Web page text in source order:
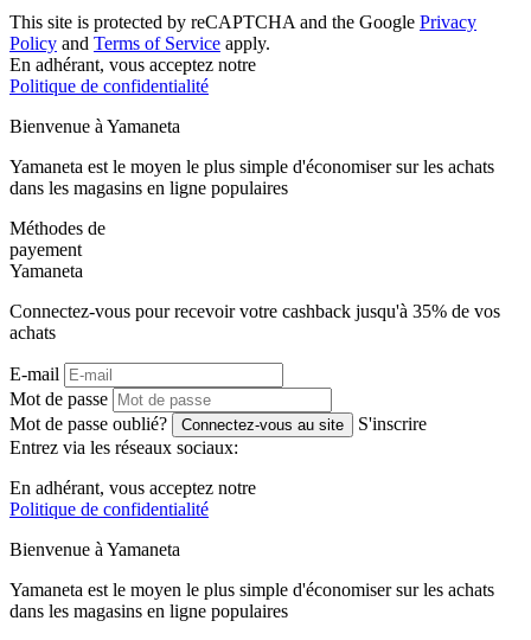
This site is protected by reCAPTCHA and the Google Privacy
Policy and Terms of Service apply.
En adhérant, vous acceptez notre
Politique de confidentialité
Bienvenue à Yamaneta
Yamaneta est le moyen le plus simple d'économiser sur les achats
dans les magasins en ligne populaires
Méthodes de
payement
Yamaneta
Connectez-vous pour recevoir votre cashback jusqu'à 35% de vos
achats
E-mail
Mot de passe
Mot de passe oublié?
Connectez-vous au site
S'inscrire
Entrez via les réseaux sociaux:
En adhérant, vous acceptez notre
Politique de confidentialité
Bienvenue à Yamaneta
Yamaneta est le moyen le plus simple d'économiser sur les achats
dans les magasins en ligne populaires